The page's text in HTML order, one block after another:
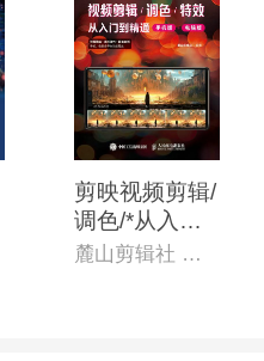
剪映视频剪辑/
调色/*从入门
到精通(手机版
麓山剪辑社 编著